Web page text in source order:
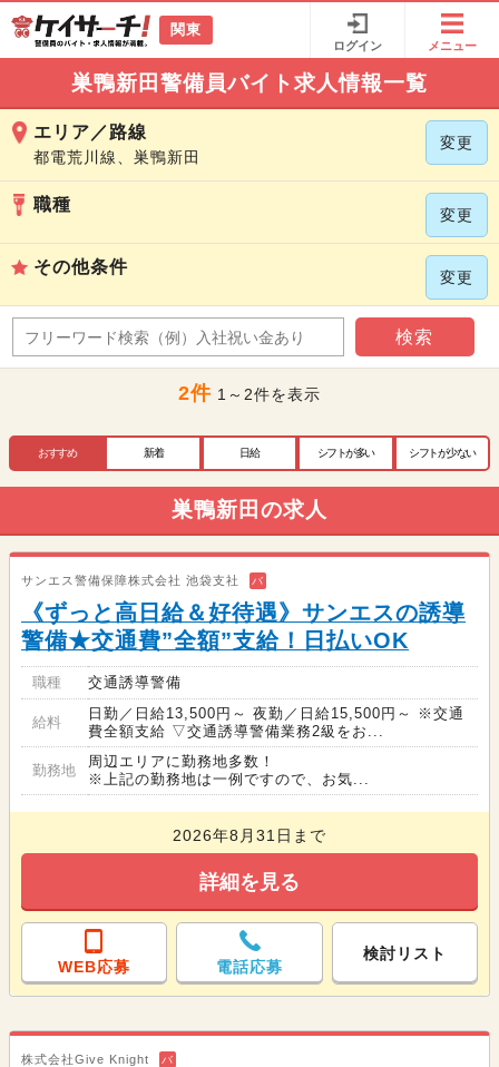
関東
ログイン メニュー
巣鴨新田警備員バイト求人情報一覧
エリア／路線
都電荒川線、巣鴨新田
変更
職種
変更
その他条件
変更
検索
2件 1～2件を表示
おすすめ 新着 日給 シフトが多い シフトが少ない
巣鴨新田の求人
サンエス警備保障株式会社 池袋支社 バ
《ずっと高日給＆好待遇》サンエスの誘導
警備★交通費”全額”支給！日払いOK
職種 交通誘導警備
給料
日勤／日給13,500円～ 夜勤／日給15,500円～ ※交通
費全額支給 ▽交通誘導警備業務2級をお...
勤務地
周辺エリアに勤務地多数！
※上記の勤務地は一例ですので、お気...
2026年8月31日まで
詳細を見る
WEB応募 電話応募
検討リスト
株式会社Give Knight バ